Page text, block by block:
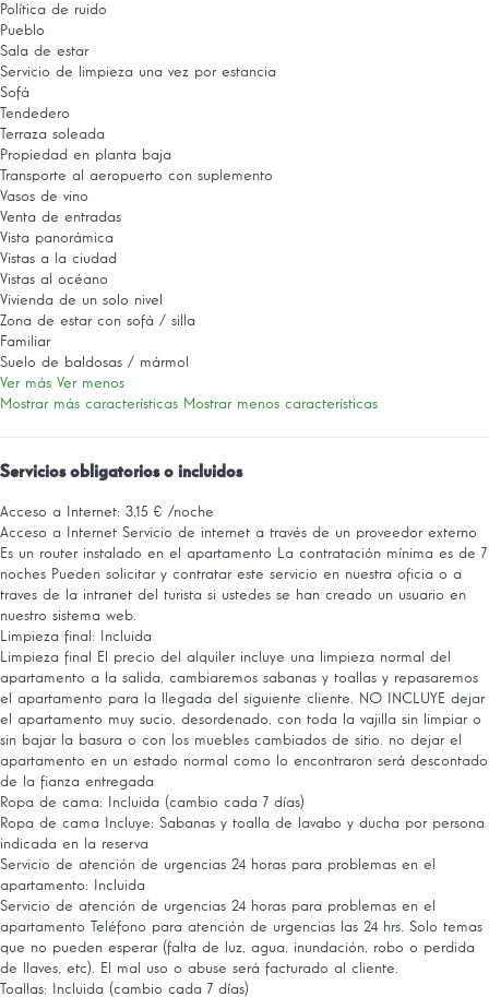
Política de ruido
Pueblo
Sala de estar
Servicio de limpieza una vez por estancia
Sofá
Tendedero
Terraza soleada
Propiedad en planta baja
Transporte al aeropuerto con suplemento
Vasos de vino
Venta de entradas
Vista panorámica
Vistas a la ciudad
Vistas al océano
Vivienda de un solo nivel
Zona de estar con sofá / silla
Familiar
Suelo de baldosas / mármol
Ver más Ver menos
Mostrar más características Mostrar menos características
Servicios obligatorios o incluidos
Acceso a Internet: 3,15 € /noche
Acceso a Internet Servicio de internet a través de un proveedor externo
Es un router instalado en el apartamento La contratación mínima es de 7
noches Pueden solicitar y contratar este servicio en nuestra oficia o a
traves de la intranet del turista si ustedes se han creado un usuario en
nuestro sistema web.
Limpieza final: Incluida
Limpieza final
El precio del alquiler incluye una limpieza normal del
apartamento a la salida, cambiaremos sabanas y toallas y repasaremos
el apartamento para la llegada del siguiente cliente. NO INCLUYE dejar
el apartamento muy sucio, desordenado, con toda la vajilla sin limpiar o
sin bajar la basura o con los muebles cambiados de sitio. no dejar el
apartamento en un estado normal como lo encontraron será descontado
de la fianza entregada
Ropa de cama: Incluida (cambio cada 7 días)
Ropa de cama
Incluye: Sabanas y toalla de lavabo y ducha por persona
indicada en la reserva
Servicio de atención de urgencias 24 horas para problemas en el
apartamento: Incluida
Servicio de atención de urgencias 24 horas para problemas en el
apartamento
Teléfono para atención de urgencias las 24 hrs. Solo temas
que no pueden esperar (falta de luz, agua, inundación, robo o perdida
de llaves, etc). El mal uso o abuse será facturado al cliente.
Toallas: Incluida (cambio cada 7 días)